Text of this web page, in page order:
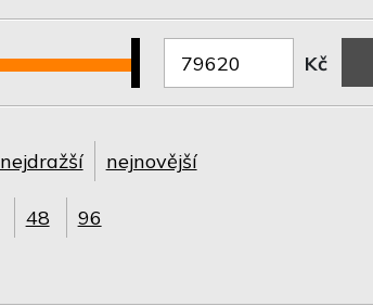
Kč
nejdražší nejnovější
48
96